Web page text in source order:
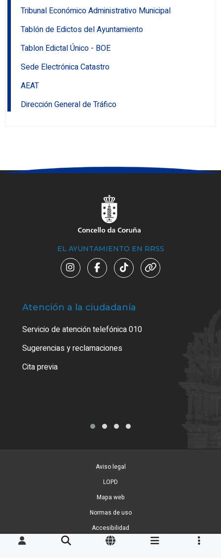
Tribunal Económico Administrativo Municipal
Tablón de Edictos del Ayuntamiento
Tablon Edictal Único - BOE
Sede Electrónica Catastro
AEAT
Dirección General de Tráfico
EL AYUNTAMIENTO EN RRSS
Atención a la ciudadanía
Servicio de atención telefónica 010
Sugerencias y reclamaciones
Cita previa
Aviso legal
LOPD
Mapa web
Normas de uso
Accesibilidad
Gestion de Cookies